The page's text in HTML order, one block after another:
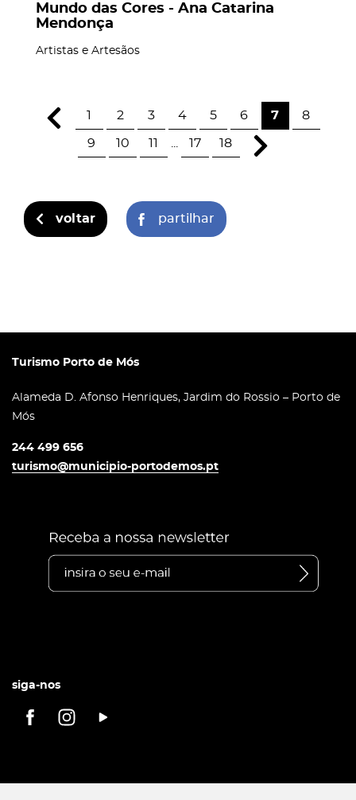
Mundo das Cores - Ana Catarina
Mendonça
Artistas e Artesãos
1 2 3 4 5 6 7 8
9 10 11 17 18
voltar partilhar
Turismo Porto de Mós
Alameda D. Afonso Henriques, Jardim do Rossio – Porto de
Mós
244 499 656
turismo@municipio-portodemos.pt
siga-nos